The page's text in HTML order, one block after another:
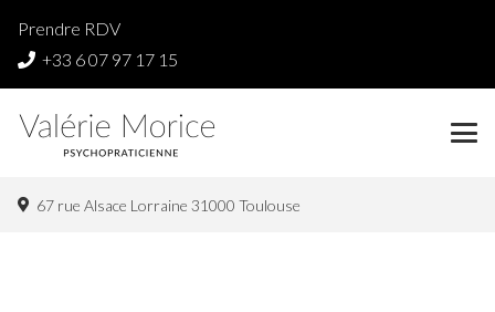
Prendre RDV
+33 6 07 97 17 15
67 rue Alsace Lorraine 31000 Toulouse